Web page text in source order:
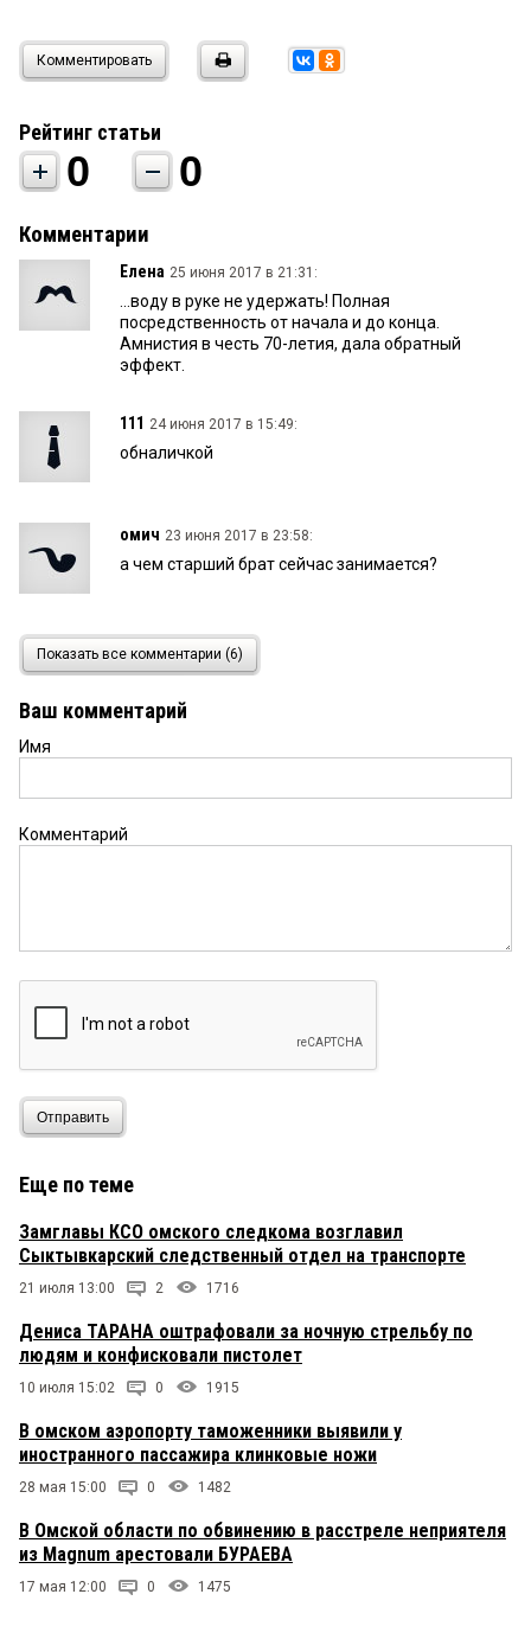
Комментировать
Рейтинг статьи
0 0
Комментарии
Елена 25 июня 2017 в 21:31:
...воду в руке не удержать! Полная
посредственность от начала и до конца.
Амнистия в честь 70-летия, дала обратный
эффект.
111 24 июня 2017 в 15:49:
обналичкой
омич 23 июня 2017 в 23:58:
а чем старший брат сейчас занимается?
23 июня 2017 в 21:06:
арестован старший из стрелков имеется ввиду, а
Читателю от автора 23 июня 2017 в 14:28:
Показать все комментарии (6)
Ваш комментарий
Имя
Комментарий
Отправить
Еще по теме
Замглавы КСО омского следкома возглавил
Сыктывкарский следственный отдел на транспорте
21 июля 13:00 2 1716
Дениса ТАРАНА оштрафовали за ночную стрельбу по
людям и конфисковали пистолет
10 июля 15:02 0 1915
В омском аэропорту таможенники выявили у
иностранного пассажира клинковые ножи
28 мая 15:00 0 1482
В Омской области по обвинению в расстреле неприятеля
из Magnum арестовали БУРАЕВА
17 мая 12:00 0 1475